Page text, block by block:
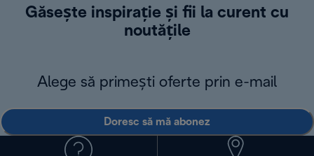
Găsește inspirație și fii la curent cu
noutățile
Alege să primești oferte prin e-mail
Doresc să mă abonez